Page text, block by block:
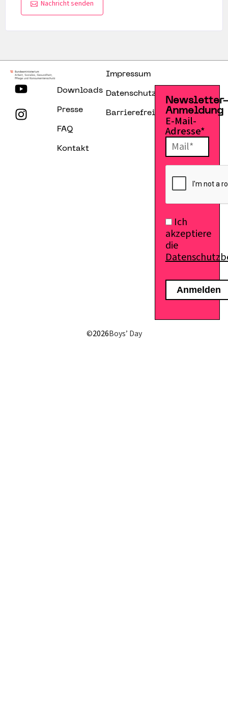
Nachricht senden
Downloads
Presse
FAQ
Kontakt
Impressum
Datenschutzerklärung
Barrierefreiheitserklärung
Anmeldung
E-Mail-
Adresse*
Ich
akzeptiere
die
©2026Boys’ Day